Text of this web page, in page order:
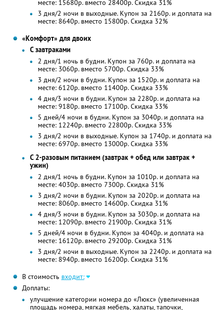
месте: 15680р. вместо 28400р. Скидка 31%
3 дня/2 ночи в выходные. Купон за 2160р. и доплата на
месте: 8640р. вместо 15800р. Скидка 32%
«Комфорт» для двоих
С завтраками
2 дня/1 ночь в будни. Купон за 760р. и доплата на
месте: 3060р. вместо 5700р. Скидка 33%
3 дня/2 ночи в будни. Купон за 1520р. и доплата на
месте: 6120р. вместо 11400р. Скидка 33%
4 дня/3 ночи в будни. Купон за 2280р. и доплата на
месте: 9180р. вместо 17100р. Скидка 33%
5 дней/4 ночи в будни. Купон за 3040р. и доплата на
месте: 12240р. вместо 22800р. Скидка 33%
3 дня/2 ночи в выходные. Купон за 1740р. и доплата на
месте: 6970р. вместо 13000р. Скидка 33%
С 2-разовым питанием (завтрак + обед или завтрак +
ужин)
2 дня/1 ночь в будни. Купон за 1010р. и доплата на
месте: 4030р. вместо 7300р. Скидка 31%
3 дня/2 ночи в будни. Купон за 2020р. и доплата на
месте: 8060р. вместо 14600р. Скидка 31%
4 дня/3 ночи в будни. Купон за 3030р. и доплата на
месте: 12090р. вместо 21900р. Скидка 31%
5 дней/4 ночи в будни. Купон за 4040р. и доплата на
месте: 16120р. вместо 29200р. Скидка 31%
3 дня/2 ночи в выходные. Купон за 2240р. и доплата на
месте: 8940р. вместо 16200р. Скидка 31%
В стоимость входит:
Доплаты:
улучшение категории номера до «Люкс» (увеличенная
площадь номера, мягкая мебель, халаты, тапочки,